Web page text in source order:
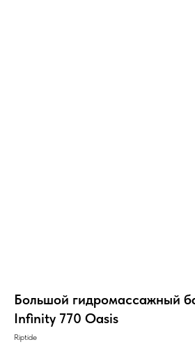
Большой гидромассажный
Infinity 770 Oasis
Riptide